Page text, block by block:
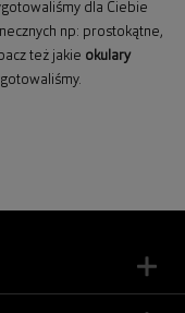
dla Ciebie
np: prostokątne,
też jakie okulary